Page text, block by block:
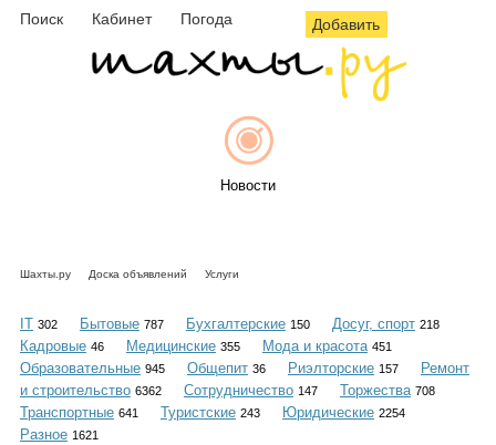
Поиск Кабинет Погода Добавить
Новости
Объявления
Шахты.ру Доска объявлений Услуги
IT 302 Бытовые 787 Бухгалтерские 150 Досуг, спорт 218
Кадровые 46 Медицинские 355 Мода и красота 451
Образовательные 945 Общепит 36 Риэлторские 157
Ремонт
и строительство 6362 Сотрудничество 147 Торжества 708
Транспортные 641 Туристские 243 Юридические 2254
Разное 1621